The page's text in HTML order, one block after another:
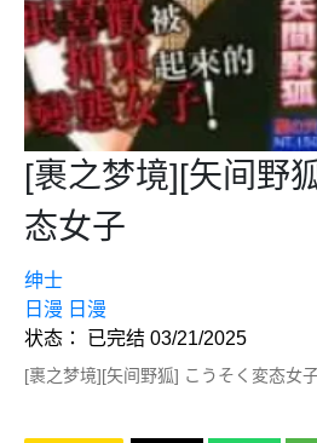
[裹之梦境][矢间野
态女子
绅士
日漫 日漫
状态： 已完结 03/21/2025
[裹之梦境][矢间野狐] こうそく変态女子